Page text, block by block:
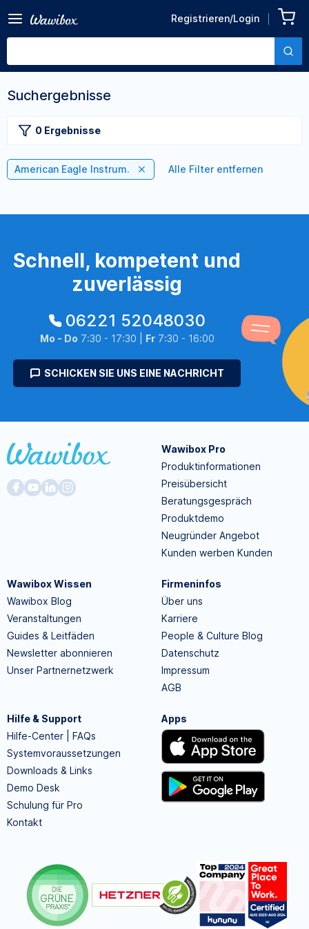
Registrieren/Login
Suchergebnisse
0 Ergebnisse
American Eagle Instrum. Alle Filter entfernen
Schnell, kompetent und
zuverlässig
06221 52048030
Mo - Do 7:30 - 17:30 | Fr7:30 - 16:00
SCHICKEN SIE UNS EINE NACHRICHT
Wawibox Pro
Produktinformationen
Preisübersicht
Beratungsgespräch
Produktdemo
Neugründer Angebot
Kunden werben Kunden
Wawibox Wissen
Wawibox Blog
Veranstaltungen
Guides & Leitfäden
Newsletter abonnieren
Unser Partnernetzwerk
Firmeninfos
Über uns
Karriere
People & Culture Blog
Datenschutz
Impressum
AGB
Hilfe & Support
Hilfe-Center | FAQs
Systemvoraussetzungen
Downloads & Links
Demo Desk
Schulung für Pro
Kontakt
Apps